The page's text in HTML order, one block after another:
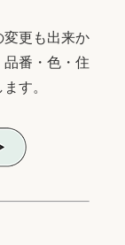
変更も出来か
番・色・住
す。